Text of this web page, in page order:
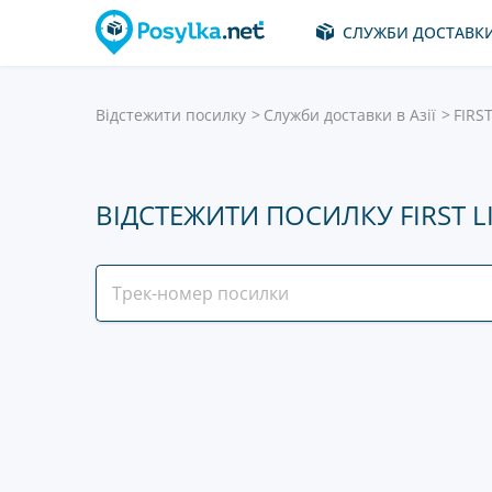
СЛУЖБИ
Відстежити посилку Служби доставки в Азії
ВІДСТЕЖИТИ ПОСИЛКУ FIRST